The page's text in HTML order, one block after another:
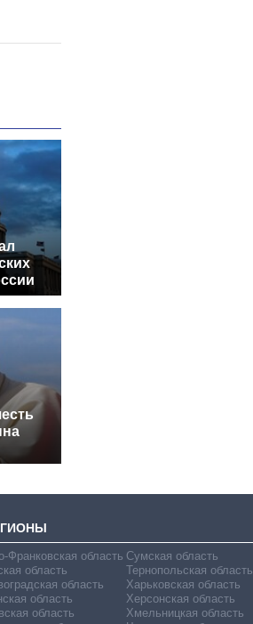
Франковская область
область
область
область
область
Сумская область
Тернопольская область
Харьковская область
Херсонская область
Хмельницкая область